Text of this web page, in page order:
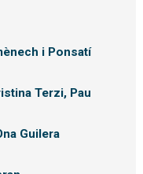
i Ponsatí
Terzi, Pau
Guilera